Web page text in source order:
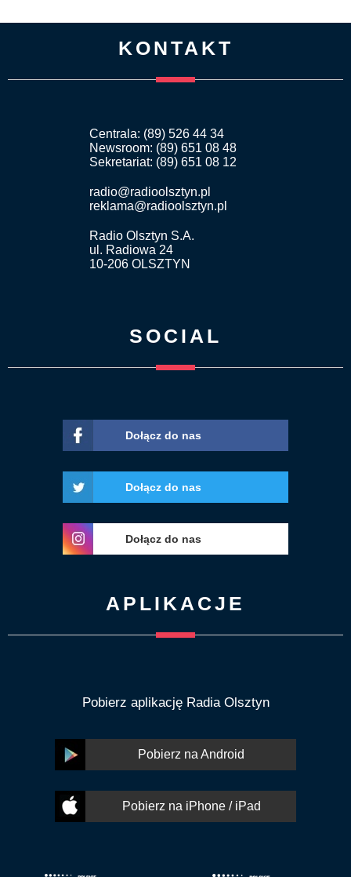
KONTAKT
Centrala: (89) 526 44 34
Newsroom: (89) 651 08 48
Sekretariat: (89) 651 08 12
radio@radioolsztyn.pl
reklama@radioolsztyn.pl
Radio Olsztyn S.A.
ul. Radiowa 24
10-206 OLSZTYN
SOCIAL
Dołącz do nas
Dołącz do nas
Dołącz do nas
APLIKACJE
Pobierz aplikację Radia Olsztyn
Pobierz na Android
Pobierz na iPhone / iPad